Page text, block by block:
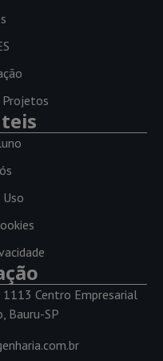
1113 Centro Empresarial
Bauru-SP